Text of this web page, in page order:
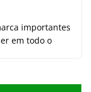
importantes
em todo o